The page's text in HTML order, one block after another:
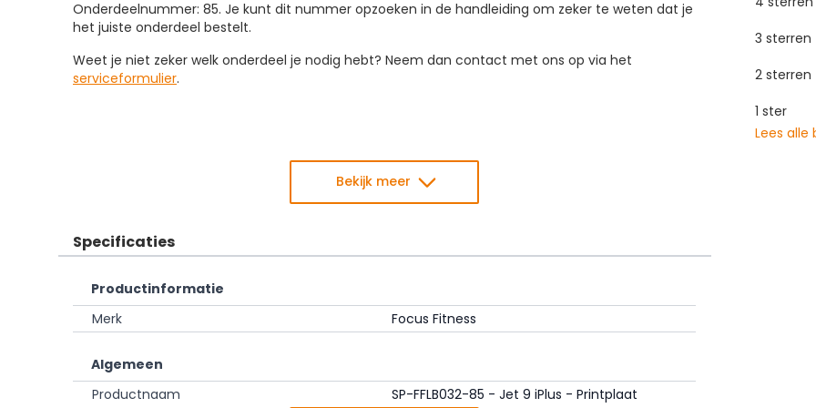
Onderdeelnummer: 85. Je kunt dit nummer opzoeken in de handleiding om zeker te weten dat je
het juiste onderdeel bestelt.
Weet je niet zeker welk onderdeel je nodig hebt? Neem dan contact met ons op via het
serviceformulier.
Bekijk meer
Specificaties
Productinformatie
Merk
Focus Fitness
Algemeen
Productnaam
SP-FFLB032-85 - Jet 9 iPlus - Printplaat
3 sterren
2 sterren
1 ster
Lees alle